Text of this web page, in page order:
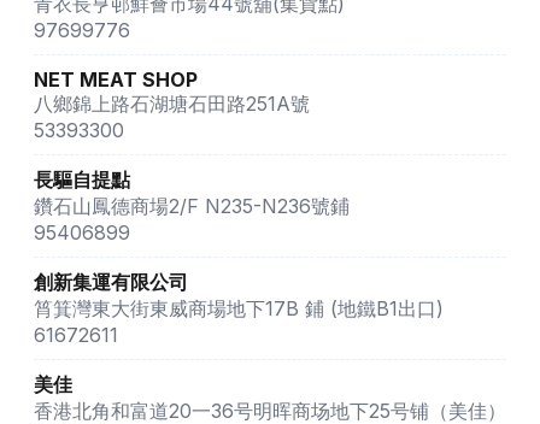
97699776
NET MEAT SHOP
八鄉錦上路石湖塘石田路251A號
53393300
長驅自提點
鑽石山鳳德商場2/F N235-N236號鋪
95406899
創新集運有限公司
筲箕灣東大街東威商場地下17B 鋪 (地鐵B1出口)
61672611
美佳
香港北角和富道20一36号明晖商场地下25号铺（美佳）